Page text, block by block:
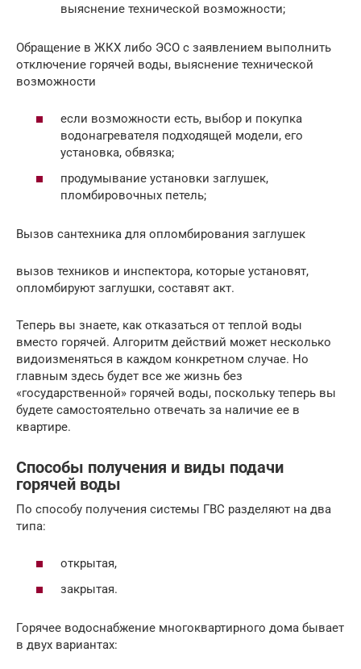
выяснение технической возможности;
Обращение в ЖКХ либо ЭСО с заявлением выполнить
отключение горячей воды, выяснение технической
возможности
если возможности есть, выбор и покупка
водонагревателя подходящей модели, его
установка, обвязка;
продумывание установки заглушек,
пломбировочных петель;
Вызов сантехника для опломбирования заглушек
вызов техников и инспектора, которые установят,
опломбируют заглушки, составят акт.
Теперь вы знаете, как отказаться от теплой воды
вместо горячей. Алгоритм действий может несколько
видоизменяться в каждом конкретном случае. Но
главным здесь будет все же жизнь без
«государственной» горячей воды, поскольку теперь вы
будете самостоятельно отвечать за наличие ее в
квартире.
Способы получения и виды подачи
горячей воды
По способу получения системы ГВС разделяют на два
типа:
открытая,
закрытая.
Горячее водоснабжение многоквартирного дома бывает
в двух вариантах: